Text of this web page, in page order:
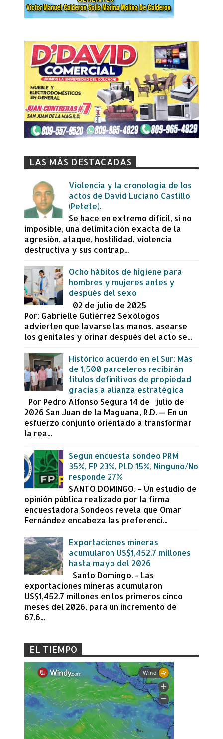
LAS MÁS DESTACADAS
Violencia y la cronología de los
actos de David Luciano Castillo
(Petete).
Se hace en extremo difícil, si no
imposible, una delimitación exacta de la
agresión, ataque, hostilidad, violencia
destructiva y sus contrap...
Ocho hábitos de higiene para
hombres y mujeres antes y
después del sexo
02 de julio de 2025
Por: Gabrielle Gutiérrez Sexólogos
advierten que lavarse las manos, asearse
los genitales y orinar después del acto se...
Histórico acuerdo en el Sur: Más
de 1,500 parceleros recibirán
títulos definitivos de propiedad
gracias a alianza estratégica
Por Pedro Alfonso Segura 14 de julio de
2026 San Juan de la Maguana, R.D. — En un
esfuerzo conjunto orientado a transformar
la rea...
Segun encuesta sondeo PRM
35%, FP 23%, PLD 15%, Ninguno/No
responde 27%
SANTO DOMINGO. – Un estudio de
opinión pública realizado por la firma
encuestadora Sondeos revela que Omar
Fernández encabeza las preferenci...
Exportaciones mineras
acumularon US$1,452.7 millones
hasta mayo del 2026
Santo Domingo. - Las
exportaciones mineras acumularon
US$1,452.7 millones en los primeros cinco
meses del 2026, para un incremento de
67.6...
EL TIEMPO